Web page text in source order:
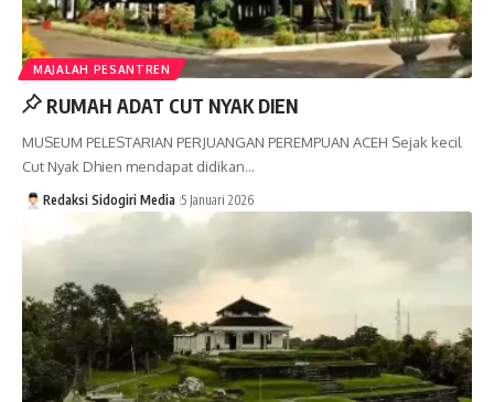
MAJALAH PESANTREN
RUMAH ADAT CUT NYAK DIEN
MUSEUM PELESTARIAN PERJUANGAN PEREMPUAN ACEH Sejak kecil
Cut Nyak Dhien mendapat didikan…
Redaksi Sidogiri Media 5 Januari 2026